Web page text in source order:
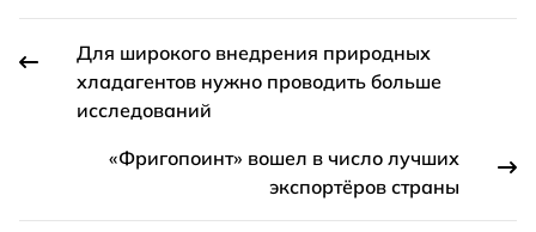
Для широкого внедрения природных
хладагентов нужно проводить больше
исследований
«Фригопоинт» вошел в число лучших
экспортёров страны